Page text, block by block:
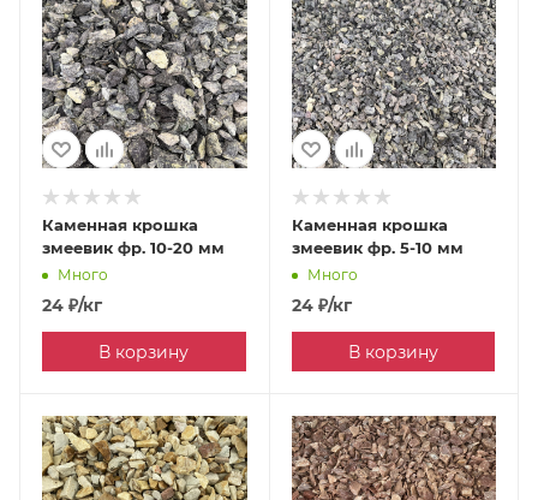
Каменная крошка
змеевик фр. 10-20 мм
Много
24 ₽/кг
В корзину
Каменная крошка
змеевик фр. 5-10 мм
Много
24₽/кг
В корзину